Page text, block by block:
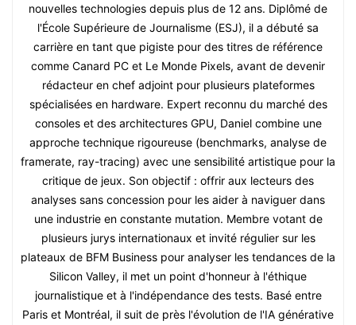
nouvelles technologies depuis plus de 12 ans. Diplômé de
l'École Supérieure de Journalisme (ESJ), il a débuté sa
carrière en tant que pigiste pour des titres de référence
comme Canard PC et Le Monde Pixels, avant de devenir
rédacteur en chef adjoint pour plusieurs plateformes
spécialisées en hardware. Expert reconnu du marché des
consoles et des architectures GPU, Daniel combine une
approche technique rigoureuse (benchmarks, analyse de
framerate, ray-tracing) avec une sensibilité artistique pour la
critique de jeux. Son objectif : offrir aux lecteurs des
analyses sans concession pour les aider à naviguer dans
une industrie en constante mutation. Membre votant de
plusieurs jurys internationaux et invité régulier sur les
plateaux de BFM Business pour analyser les tendances de la
Silicon Valley, il met un point d'honneur à l'éthique
journalistique et à l'indépendance des tests. Basé entre
Paris et Montréal, il suit de près l'évolution de l'IA générative